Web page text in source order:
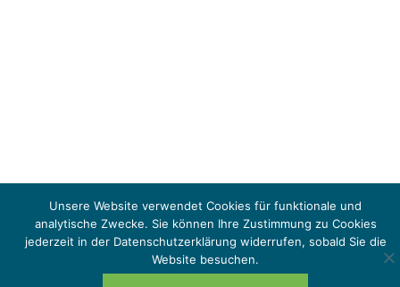
Unsere Website verwendet Cookies für funktionale und
analytische Zwecke. Sie können Ihre Zustimmung zu Cookies
jederzeit in der Datenschutzerklärung widerrufen, sobald Sie die
Website besuchen.